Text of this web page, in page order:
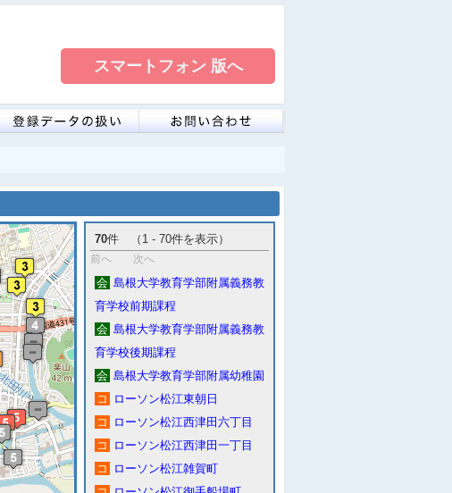
70件 （1 - 70件を表示）
前へ 次へ
会 島根大学教育学部附属義務教
育学校前期課程
会 島根大学教育学部附属義務教
育学校後期課程
会 島根大学教育学部附属幼稚園
コ
ローソン松江東朝日
コ
ローソン松江西津田六丁目
コ
ローソン松江西津田一丁目
コ
ローソン松江雑賀町